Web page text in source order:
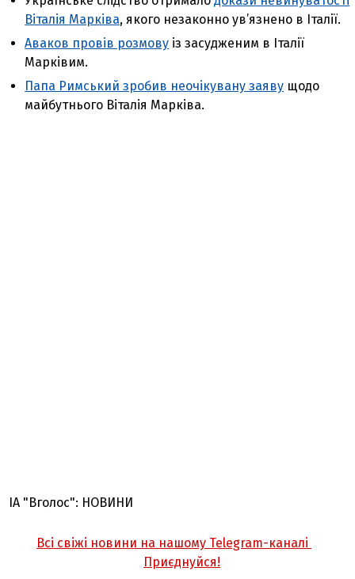
Віталія Марківа, якого незаконно ув’язнено в Італії.
Аваков провів розмову із засудженим в Італії
Марківим.
Папа Римський зробив неочікувану заяву щодо
майбутнього Віталія Марківа.
ІА "Вголос": НОВИНИ
Всі свіжі новини на нашому Telegram-каналі
Приєднуйся!